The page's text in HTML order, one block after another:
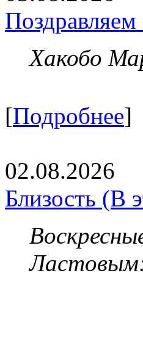
Хакобо
[Подробнее]
02.08.2026
Близость (В